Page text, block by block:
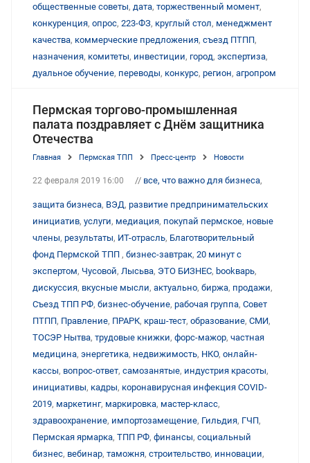
общественные советы, дата, торжественный момент,
конкуренция, опрос, 223-ФЗ, круглый стол, менеджмент
качества, коммерческие предложения, съезд ПТПП,
назначения, комитеты, инвестиции, город, экспертиза,
дуальное обучение, переводы, конкурс, регион, агропром
Пермская торгово-промышленная
палата поздравляет с Днём защитника
Отечества
Главная Пермская ТПП Пресс-центр Новости
22 февраля 2019 16:00 // все, что важно для бизнеса,
защита бизнеса, ВЭД, развитие предпринимательских
инициатив, услуги, медиация, покупай пермское, новые
члены, результаты, ИТ-отрасль, Благотворительный
фонд Пермской ТПП , бизнес-завтрак, 20 минут с
экспертом, Чусовой, Лысьва, ЭТО БИЗНЕС, bookварь,
дискуссия, вкусные мысли, актуально, биржа, продажи,
Съезд ТПП РФ, бизнес-обучение, рабочая группа, Совет
ПТПП, Правление, ПРАРК, краш-тест, образование, СМИ,
ТОСЭР Нытва, трудовые книжки, форс-мажор, частная
медицина, энергетика, недвижимость, НКО, онлайн-
кассы, вопрос-ответ, самозанятые, индустрия красоты,
инициативы, кадры, коронавирусная инфекция COVID-
2019, маркетинг, маркировка, мастер-класс,
здравоохранение, импортозамещение, Гильдия, ГЧП,
Пермская ярмарка, ТПП РФ, финансы, социальный
бизнес, вебинар, таможня, строительство, инновации,